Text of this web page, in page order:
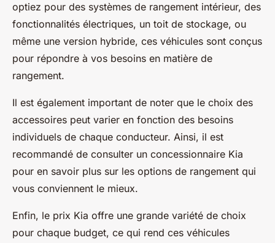
optiez pour des systèmes de rangement intérieur, des
fonctionnalités électriques, un toit de stockage, ou
même une version hybride, ces véhicules sont conçus
pour répondre à vos besoins en matière de
rangement.
Il est également important de noter que le choix des
accessoires peut varier en fonction des besoins
individuels de chaque conducteur. Ainsi, il est
recommandé de consulter un concessionnaire Kia
pour en savoir plus sur les options de rangement qui
vous conviennent le mieux.
Enfin, le prix Kia offre une grande variété de choix
pour chaque budget, ce qui rend ces véhicules